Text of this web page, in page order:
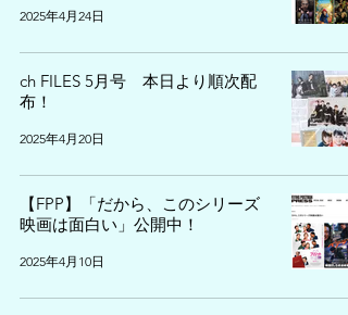
2025年4月24日
ch FILES 5月号 本日より順次配
布！
2025年4月20日
【FPP】「だから、このシリーズ
映画は面白い」公開中！
2025年4月10日